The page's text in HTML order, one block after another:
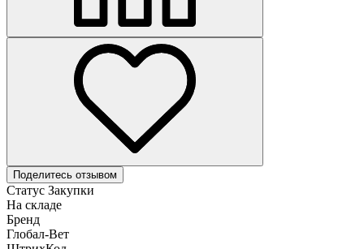
Поделитесь отзывом
Статус Закупки
На складе
Бренд
Глобал-Вет